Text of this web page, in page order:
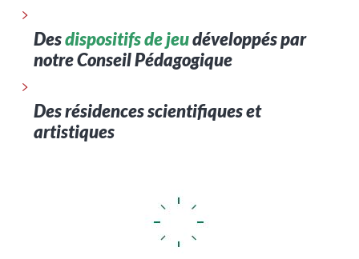
Desdispositifs de jeudéveloppés par
notre Conseil Pédagogique
Des résidences scientifiques et
artistiques